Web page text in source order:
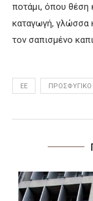
ποτάμι, όπου θέση
καταγωγή, γλώσσα
τον σαπισμένο
ΕΕ ΠΡΟΣΦΥΓΙΚΌ